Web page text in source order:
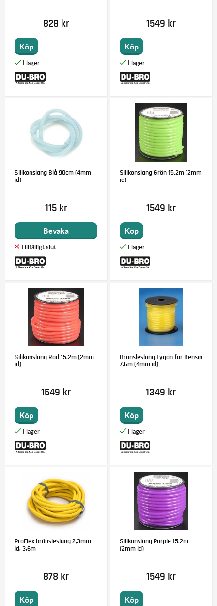
828 kr
Köp
1549 kr
Köp
Silikonslang Blå 90cm (4mm
id)
115 kr
Bevaka
Silikonslang Grön 15.2m (2mm
id)
1549 kr
Köp
Silikonslang Röd 15.2m (2mm
id)
1549 kr
Köp
Bränsleslang Tygon för Bensin
7.6m (4mm id)
1349 kr
Köp
ProFlex bränsleslang 2,3mm
id, 3,6m
878 kr
Köp
Silikonslang Purple 15.2m
(2mm id)
1549 kr
Köp